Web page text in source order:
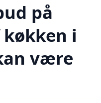
på
i
være